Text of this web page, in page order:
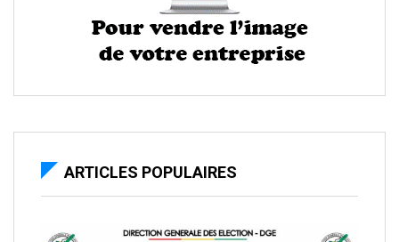
ARTICLES POPULAIRES